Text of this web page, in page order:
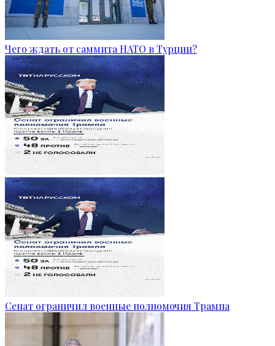
Чего ждать от саммита НАТО в Турции?
Сенат ограничил военные полномочия Трампа